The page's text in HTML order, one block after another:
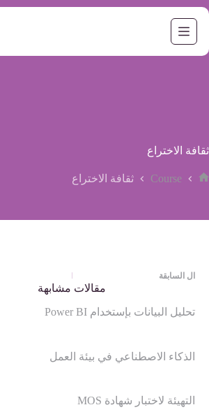
التجاوز
إلى
المحتوى
ثقافة الاختراع
Course ثقافة الاختراع
ال السابقة
مقالات مشابهة
تحليل البيانات بإستخدام Power BI
الذكاء الاصطناعي في بيئة العمل
التهيئة لاختبار شهادة MOS